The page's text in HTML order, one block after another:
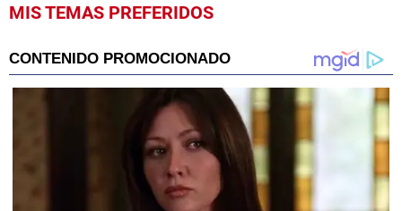
MIS TEMAS PREFERIDOS